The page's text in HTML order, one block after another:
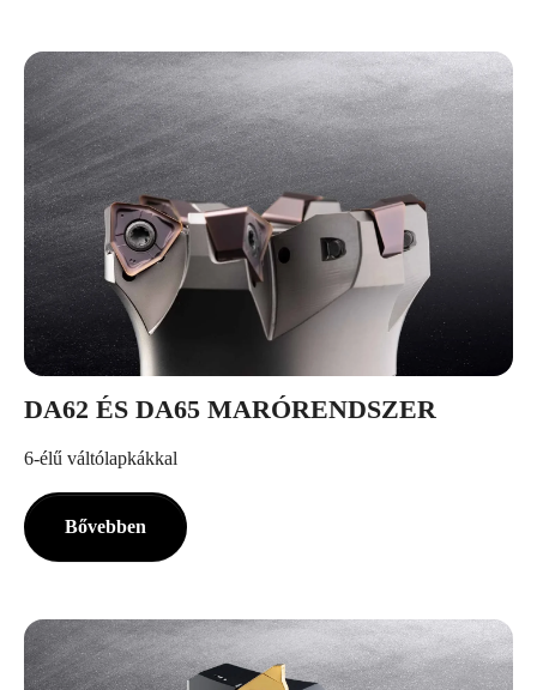
DA62 ÉS DA65 MARÓRENDSZER
6-élű váltólapkákkal
Bővebben